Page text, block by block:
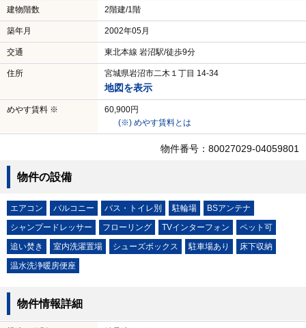
建物階数 2階建/1階
築年月 2002年05月
交通 東北本線 岩沼駅/徒歩9分
住所 宮城県岩沼市二木１丁目 14-34
地図を表示
めやす賃料 ※
60,900円
(※) めやす賃料とは
物件番号：80027029-04059801
物件の設備
エアコン バルコニー バス・トイレ別 駐輪場
BSアンテナ
シャンプードレッサー
フローリング TVインターフォン
ペット可
追い焚き
室内洗濯置場 シューズボックス 駐車場あり
床下収納
温水洗浄暖房便座
物件情報詳細